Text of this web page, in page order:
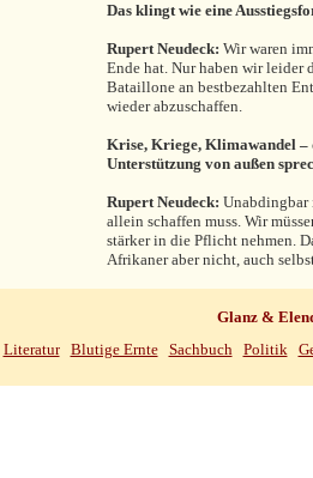
Das klingt wie eine
Rupert Neudeck: Wir waren
Ende hat. Nur haben wir leider
Bataillone an bestbezahlten
wieder abzuschaffen.
Krise, Kriege, Klimawandel –
Unterstützung von außen
Rupert Neudeck: Unabdingbar
allein schaffen muss. Wir
stärker in die Pflicht nehmen.
Afrikaner aber nicht, auch
Glanz &
Literatur Blutige Ernte Sachbuch Politik